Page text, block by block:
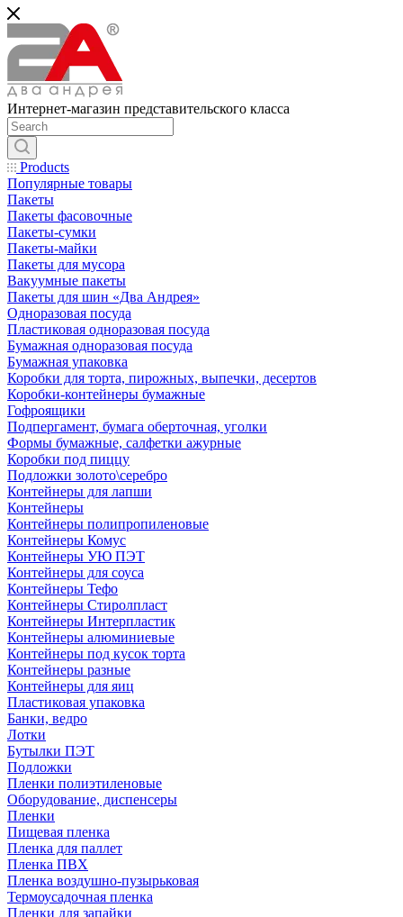
Интернет-магазин представительского класса
Products
Популярные товары
Пакеты
Пакеты фасовочные
Пакеты-сумки
Пакеты-майки
Пакеты для мусора
Вакуумные пакеты
Пакеты для шин «Два Андрея»
Одноразовая посуда
Пластиковая одноразовая посуда
Бумажная одноразовая посуда
Бумажная упаковка
Коробки для торта, пирожных, выпечки, десертов
Коробки-контейнеры бумажные
Гофроящики
Подпергамент, бумага оберточная, уголки
Формы бумажные, салфетки ажурные
Коробки под пиццу
Подложки золото\серебро
Контейнеры для лапши
Контейнеры
Контейнеры полипропиленовые
Контейнеры Комус
Контейнеры УЮ ПЭТ
Контейнеры для соуса
Контейнеры Тефо
Контейнеры Стиролпласт
Контейнеры Интерпластик
Контейнеры алюминиевые
Контейнеры под кусок торта
Контейнеры разные
Контейнеры для яиц
Пластиковая упаковка
Банки, ведро
Лотки
Бутылки ПЭТ
Подложки
Пленки полиэтиленовые
Оборудование, диспенсеры
Пленки
Пищевая пленка
Пленка для паллет
Пленка ПВХ
Пленка воздушно-пузырьковая
Термоусадочная пленка
Пленки для запайки